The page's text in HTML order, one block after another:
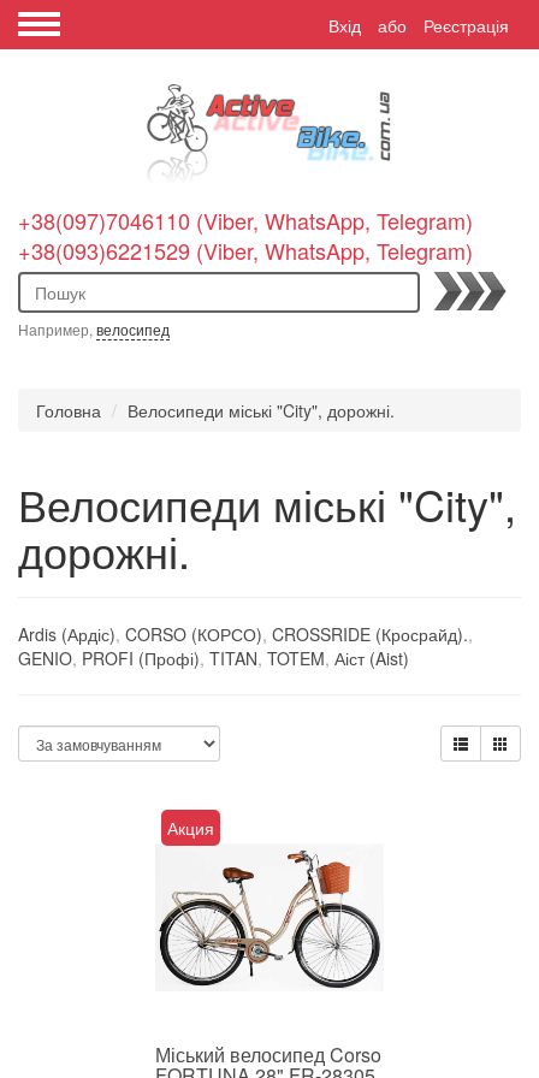
Вхід або Реєстрація
+38(097)7046110 (Viber, WhatsApp, Telegram)
+38(093)6221529 (Viber, WhatsApp, Telegram)
Пошук
Например, велосипед
Головна Велосипеди міські "City", дорожні.
Велосипеди міські "City",
дорожні.
Ardis (Ардіс), CORSO (КОРСО), CROSSRIDE (Кросрайд).,
GENIO, PROFI (Профі), TITAN, TOTEM, Аіст (Aist)
Акция
Міський велосипед Corso